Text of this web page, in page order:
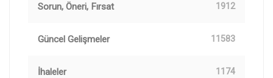
Sorun, Öneri, Fırsat 1912
Güncel Gelişmeler 11583
İhaleler 1174